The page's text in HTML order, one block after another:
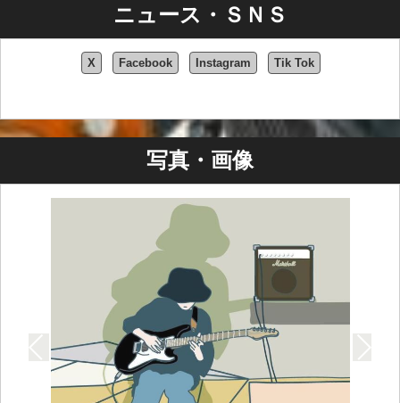
ニュース・ＳＮＳ
X Facebook Instagram Tik Tok
写真・画像